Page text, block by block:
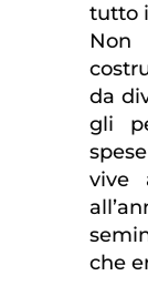
tutto
da
gli
vive
che